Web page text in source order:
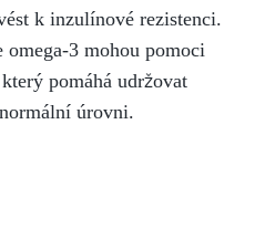
k inzulínové rezistenci.
3 mohou pomoci
pomáhá udržovat
úrovni.